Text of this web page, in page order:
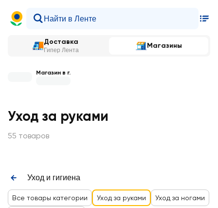
Доставка
Гипер Лента
Магазины
Магазин в г.
Уход за руками
55 товаров
Уход и гигиена
Все товары категории Уход за руками Уход за ногами